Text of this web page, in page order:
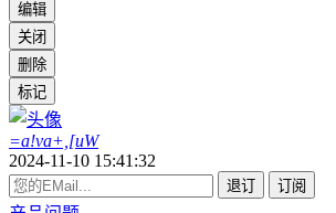
编辑
关闭
删除
标记
=a!va+,[uW
2024-11-10 15:41:32
退订 订阅